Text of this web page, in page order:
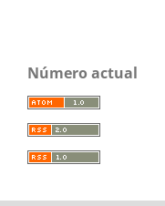
Número actual